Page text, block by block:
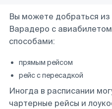
Вы можете добраться из
Варадеро с
способами:
прямым рейсом
рейс с пересадкой
Иногда в расписании
чартерные рейсы и